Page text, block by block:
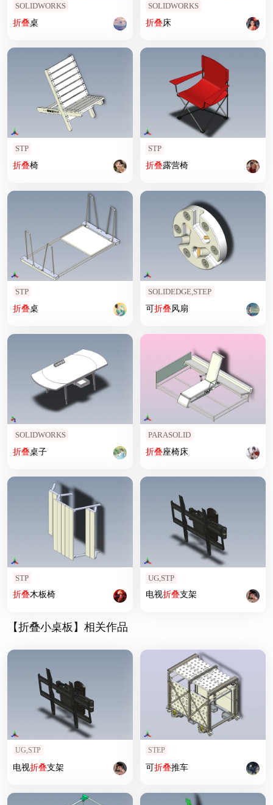
SOLIDWORKS
折叠桌
SOLIDWORKS
折叠床
STP
折叠椅
STP
折叠露营椅
STP
折叠桌
SOLIDEDGE,STEP
可折叠风扇
SOLIDWORKS
折叠桌子
PARASOLID
折叠座椅床
STP
折叠木板椅
UG,STP
电视折叠支架
【折叠小桌板】相关作品
UG,STP
电视折叠支架
STEP
可折叠推车